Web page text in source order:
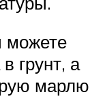
можете
грунт, а
марлю